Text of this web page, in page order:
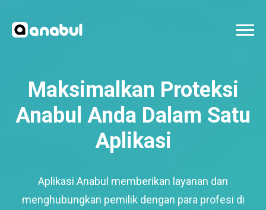
Maksimalkan Proteksi
Anabul Anda Dalam Satu
Aplikasi
Aplikasi Anabul memberikan layanan dan
menghubungkan pemilik dengan para profesi di